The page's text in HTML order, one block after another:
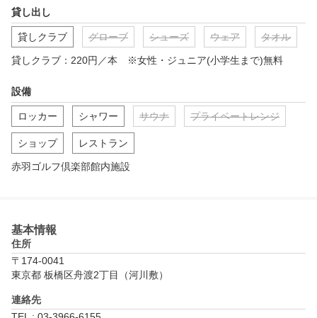
貸し出し
貸しクラブ グローブ シューズ ウェア タオル
貸しクラブ：220円／本　※女性・ジュニア(小学生まで)無料
設備
ロッカー シャワー サウナ プライベートレンジ
ショップ レストラン
赤羽ゴルフ倶楽部館内施設
基本情報
住所
〒174-0041
東京都 板橋区舟渡2丁目（河川敷）
連絡先